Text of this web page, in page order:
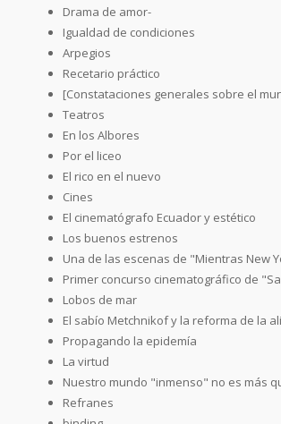
Drama de amor-
Igualdad de condiciones
Arpegios
Recetario práctico
[Constataciones generales sobre el
Teatros
En los Albores
Por el liceo
El rico en el nuevo
Cines
El cinematógrafo Ecuador y estético
Los buenos estrenos
Una de las escenas de "Mientras New
Primer concurso cinematográfico de
Lobos de mar
El sabío Metchnikof y la reforma de la
Propagando la epidemía
La virtud
Nuestro mundo "inmenso" no es más
Refranes